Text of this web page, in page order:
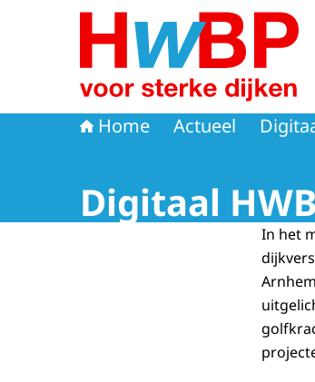
Naar de homepage van
Home Actueel
Digitaal
In het